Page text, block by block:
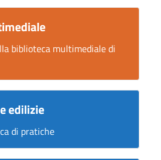
biblioteca multimediale di
edilizie
di pratiche